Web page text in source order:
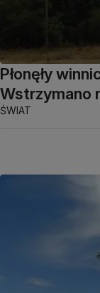
Płonęły
Wstrzymano
ŚWIAT